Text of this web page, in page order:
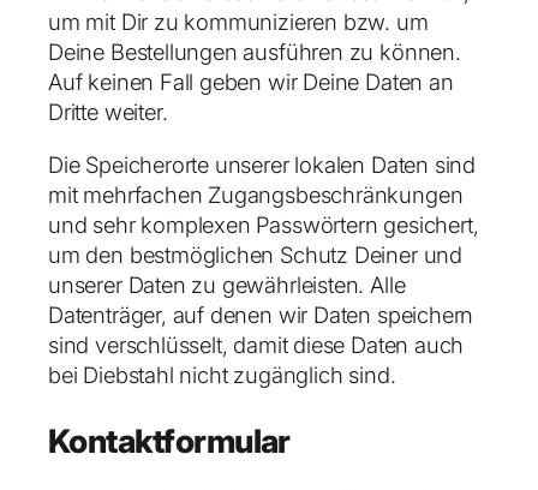
um mit Dir zu kommunizieren bzw. um
Deine Bestellungen ausführen zu können.
Auf keinen Fall geben wir Deine Daten an
Dritte weiter.
Die Speicherorte unserer lokalen Daten sind
mit mehrfachen Zugangsbeschränkungen
und sehr komplexen Passwörtern gesichert,
um den bestmöglichen Schutz Deiner und
unserer Daten zu gewährleisten. Alle
Datenträger, auf denen wir Daten speichern
sind verschlüsselt, damit diese Daten auch
bei Diebstahl nicht zugänglich sind.
Kontaktformular